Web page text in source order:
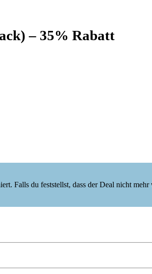
– 35% Rabatt
Falls du feststellst, dass der Deal nicht